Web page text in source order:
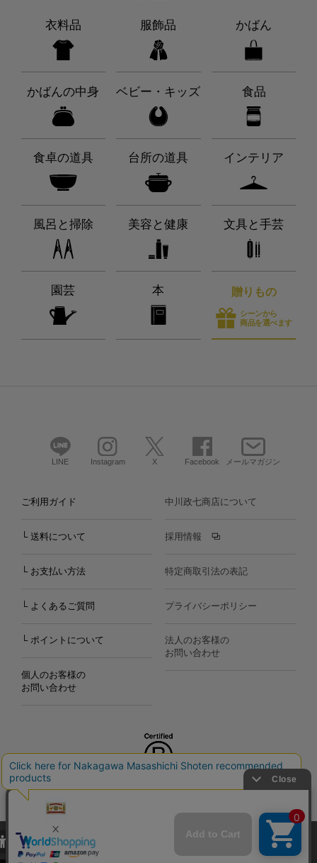
衣料品 服飾品 かばん
かばんの中身 ベビー・キッズ 食品
食卓の道具 台所の道具 インテリア
風呂と掃除 美容と健康 文具と手芸
園芸 本 贈りもの
シーンから
商品を選べます
LINE Instagram X Facebook メールマガジン
ご利用ガイド
└ 送料について
└ お支払い方法
└ よくあるご質問
└ ポイントについて
個人のお客様の
お問い合わせ
中川政七商店について
採用情報
特定商取引法の表記
プライバシーポリシー
法人のお客様の
お問い合わせ
Copyright©2000
Nakagawa Masashichi Shoten All Rights Reserved.
当サイトでは、当サイト内における閲覧履歴・属性情報などの取得およ
び利便性向上のためにクッキー（Cookie）を使用いたします。詳細に